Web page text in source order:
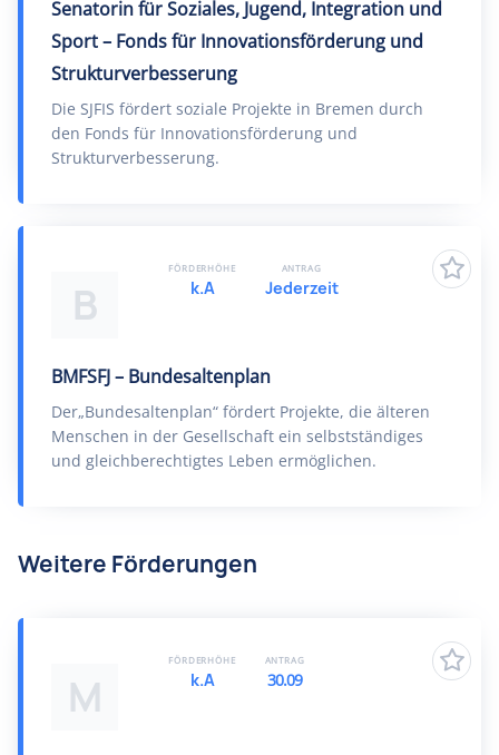
Senatorin für Soziales, Jugend, Integration und
Sport – Fonds für Innovationsförderung und
Strukturverbesserung
Die SJFIS fördert soziale Projekte in Bremen durch
den Fonds für Innovationsförderung und
Strukturverbesserung.
B
BMFSFJ – Bundesaltenplan
Der„Bundesaltenplan“ fördert Projekte, die älteren
Menschen in der Gesellschaft ein selbstständiges
und gleichberechtigtes Leben ermöglichen.
FÖRDERHÖHE
k.A
ANTRAG
Jederzeit
Weitere Förderungen
M
FÖRDERHÖHE
k.A
ANTRAG
30.09